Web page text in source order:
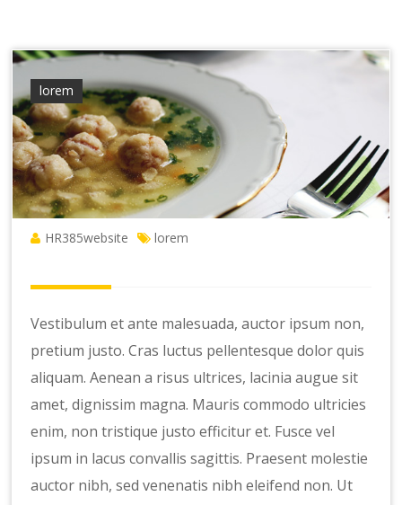
lorem
HR385website lorem
Vestibulum et ante malesuada, auctor ipsum non,
pretium justo. Cras luctus pellentesque dolor quis
aliquam. Aenean a risus ultrices, lacinia augue sit
amet, dignissim magna. Mauris commodo ultricies
enim, non tristique justo efficitur et. Fusce vel
ipsum in lacus convallis sagittis. Praesent molestie
auctor nibh, sed venenatis nibh eleifend non. Ut